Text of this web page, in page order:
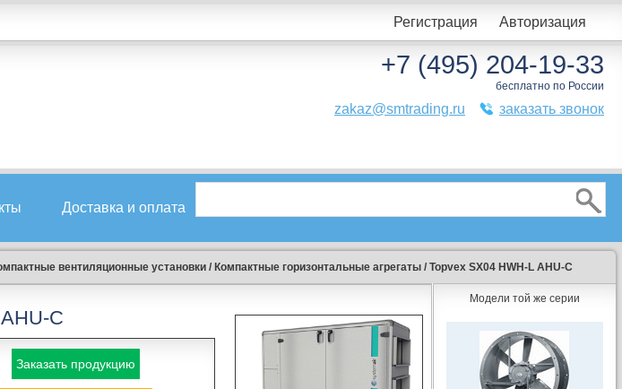
Регистрация Авторизация
+7 (495) 204-19-33
бесплатно по России
zakaz@smtrading.ru заказать звонок
Доставка и оплата
вентиляционные установки / Компактные горизонтальные агрегаты / Topvex SX04 HWH-L AHU-C
C
Заказать продукцию
Модели той же серии